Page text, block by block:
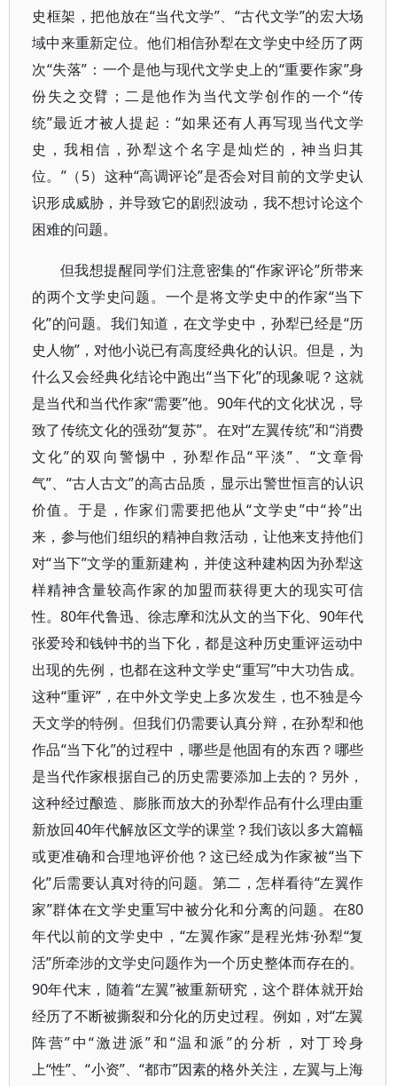
史框架，把他放在“当代文学”、“古代文学”的宏大场
域中来重新定位。他们相信孙犁在文学史中经历了两
次“失落”：一个是他与现代文学史上的“重要作家”身
份失之交臂；二是他作为当代文学创作的一个“传
统”最近才被人提起：“如果还有人再写现当代文学
史，我相信，孙犁这个名字是灿烂的，神当归其
位。”（5）这种“高调评论”是否会对目前的文学史认
识形成威胁，并导致它的剧烈波动，我不想讨论这个
困难的问题。
但我想提醒同学们注意密集的“作家评论”所带来
的两个文学史问题。一个是将文学史中的作家“当下
化”的问题。我们知道，在文学史中，孙犁已经是“历
史人物”，对他小说已有高度经典化的认识。但是，为
什么又会经典化结论中跑出“当下化”的现象呢？这就
是当代和当代作家“需要”他。90年代的文化状况，导
致了传统文化的强劲“复苏”。在对“左翼传统”和“消费
文化”的双向警惕中，孙犁作品“平淡”、“文章骨
气”、“古人古文”的高古品质，显示出警世恒言的认识
价值。于是，作家们需要把他从“文学史”中“拎”出
来，参与他们组织的精神自救活动，让他来支持他们
对“当下”文学的重新建构，并使这种建构因为孙犁这
样精神含量较高作家的加盟而获得更大的现实可信
性。80年代鲁迅、徐志摩和沈从文的当下化、90年代
张爱玲和钱钟书的当下化，都是这种历史重评运动中
出现的先例，也都在这种文学史“重写”中大功告成。
这种“重评”，在中外文学史上多次发生，也不独是今
天文学的特例。但我们仍需要认真分辩，在孙犁和他
作品“当下化”的过程中，哪些是他固有的东西？哪些
是当代作家根据自己的历史需要添加上去的？另外，
这种经过酿造、膨胀而放大的孙犁作品有什么理由重
新放回40年代解放区文学的课堂？我们该以多大篇幅
或更准确和合理地评价他？这已经成为作家被“当下
化”后需要认真对待的问题。第二，怎样看待“左翼作
家”群体在文学史重写中被分化和分离的问题。在80
年代以前的文学史中，“左翼作家”是程光炜·孙犁“复
活”所牵涉的文学史问题作为一个历史整体而存在的。
90年代末，随着“左翼”被重新研究，这个群体就开始
经历了不断被撕裂和分化的历史过程。例如，对“左翼
阵营”中“激进派”和“温和派”的分析，对丁玲身
上“性”、“小资”、“都市”因素的格外关注，左翼与上海